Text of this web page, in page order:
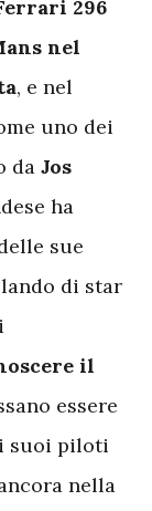
296
nel
, e nel
uno dei
da Jos
ha
sue
di star
il
essere
suoi piloti
nella